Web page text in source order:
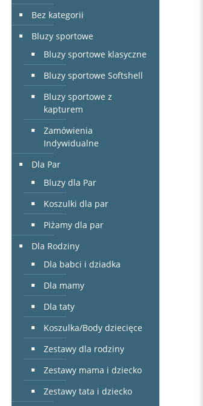
Bez kategorii
Bluzy sportowe
Bluzy sportowe klasyczne
Bluzy sportowe Softshell
Bluzy sportowe z
kapturem
Zamówienia
Indywidualne
Dla Par
Bluzy dla Par
Koszulki dla par
Piżamy dla par
Dla Rodziny
Dla babci i dziadka
Dla mamy
Dla taty
Koszulka/Body dziecięce
Zestawy dla rodziny
Zestawy mama i dziecko
Zestawy tata i dziecko